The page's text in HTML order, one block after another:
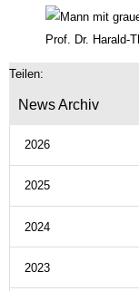
Prof. Dr. Harald-
Teilen:
News Archiv
2026
2025
2024
2023